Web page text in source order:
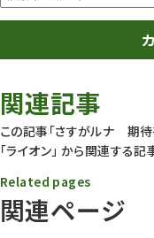
動物園
動物園長のZooコラム
動物園その他
関連記事
この記事「さすがルナ 期
「ライオン」 から関連する記
関連ページ
Related pages